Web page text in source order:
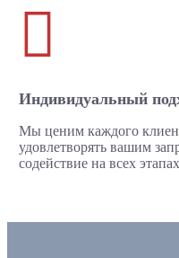

Индивидуальный
Мы ценим каждого
удовлетворять вашим
содействие на всех